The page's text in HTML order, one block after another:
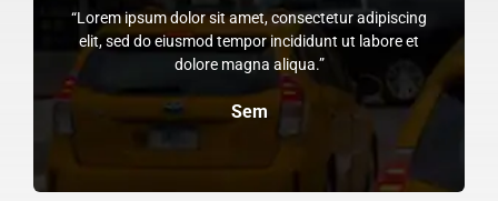
“Lorem ipsum dolor sit amet, consectetur adipiscing
elit, sed do eiusmod tempor incididunt ut labore et
dolore magna aliqua.”
Sem